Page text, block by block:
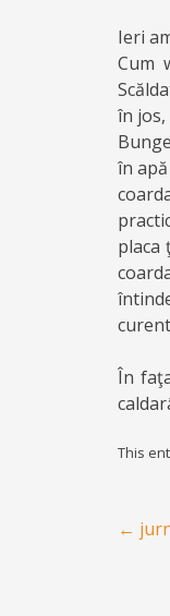
Ieri
Cum
în jos,
în
placa
În
This
Post
←